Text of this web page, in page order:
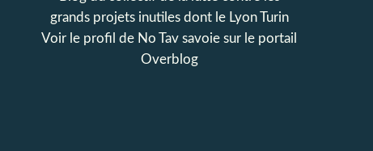
grands projets inutiles dont le Lyon Turin
Voir le profil de No Tav savoie sur le portail
Overblog